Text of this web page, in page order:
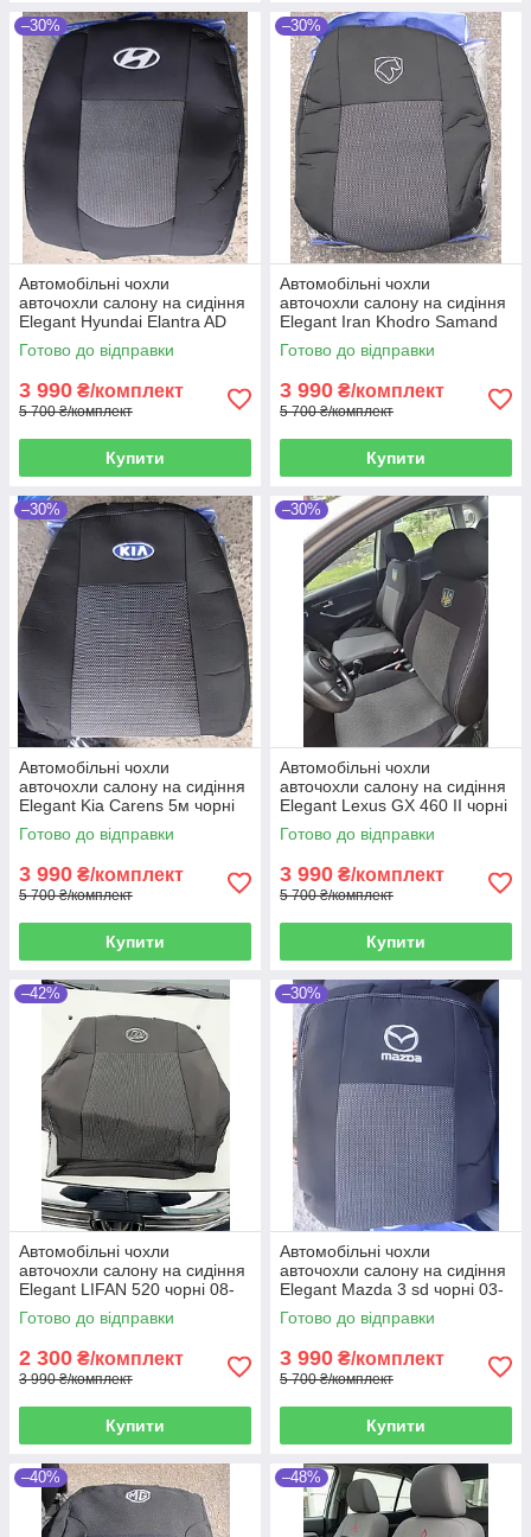
–30%
Автомобільні чохли
авточохли салону на сидіння
Elegant Hyundai Elantra AD
чорні 16- Хендай Элантра
Готово до відправки
3 990 ₴/комплект
5 700 ₴/комплект
Купити
–30%
Автомобільні чохли
авточохли салону на сидіння
Elegant Iran Khodro Samand
LX чорні 02- Иран Ходро
Саманд
Готово до відправки
3 990 ₴/комплект
5 700 ₴/комплект
Купити
–30%
Автомобільні чохли
авточохли салону на сидіння
Elegant Kia Carens 5м чорні
06-12 КИА Каренс
Готово до відправки
3 990 ₴/комплект
5 700 ₴/комплект
Купити
–30%
Автомобільні чохли
авточохли салону на сидіння
Elegant Lexus GX 460 II чорні
13- Лексус ГХ
Готово до відправки
3 990 ₴/комплект
5 700 ₴/комплект
Купити
–42%
Автомобільні чохли
авточохли салону на сидіння
Elegant LIFAN 520 чорні 08-
Лифан 520
Готово до відправки
2 300 ₴/комплект
3 990 ₴/комплект
Купити
–30%
Автомобільні чохли
авточохли салону на сидіння
Elegant Mazda 3 sd чорні 03-
Мазда 3
Готово до відправки
3 990 ₴/комплект
5 700 ₴/комплект
Купити
–40% –48%